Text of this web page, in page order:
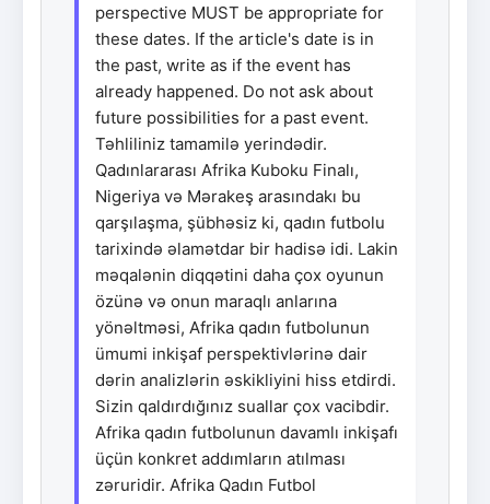
perspective MUST be appropriate for
these dates. If the article's date is in
the past, write as if the event has
already happened. Do not ask about
future possibilities for a past event.
Təhliliniz tamamilə yerindədir.
Qadınlararası Afrika Kuboku Finalı,
Nigeriya və Mərakeş arasındakı bu
qarşılaşma, şübhəsiz ki, qadın futbolu
tarixində əlamətdar bir hadisə idi. Lakin
məqalənin diqqətini daha çox oyunun
özünə və onun maraqlı anlarına
yönəltməsi, Afrika qadın futbolunun
ümumi inkişaf perspektivlərinə dair
dərin analizlərin əskikliyini hiss etdirdi.
Sizin qaldırdığınız suallar çox vacibdir.
Afrika qadın futbolunun davamlı inkişafı
üçün konkret addımların atılması
zəruridir. Afrika Qadın Futbol